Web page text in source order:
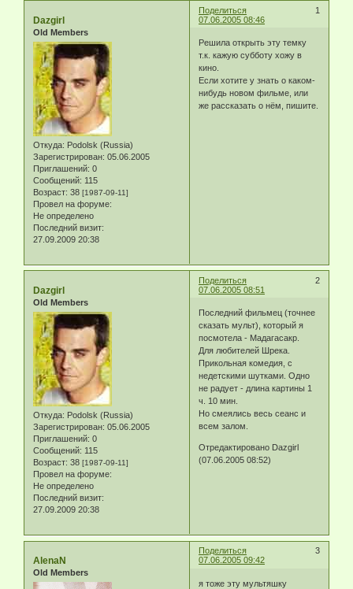
Поделиться
1
07.06.2005 08:46
Dazgirl
Old Members
Откуда: Podolsk (Russia)
Зарегистрирован: 05.06.2005
Приглашений: 0
Сообщений: 115
Возраст: 38 [1987-09-11]
Провел на форуме:
Не определено
Последний визит:
27.09.2009 20:38
Решила открыть эту темку
т.к. кажую субботу хожу в
кино.
Если хотите у знать о каком-
нибудь новом фильме, или
же рассказать о нём, пишите.
Поделиться
2
07.06.2005 08:51
Dazgirl
Old Members
Откуда: Podolsk (Russia)
Зарегистрирован: 05.06.2005
Приглашений: 0
Сообщений: 115
Возраст: 38 [1987-09-11]
Провел на форуме:
Не определено
Последний визит:
27.09.2009 20:38
Последний фильмец (точнее
сказать мульт), который я
посмотела - Мадагасакр.
Для любителей Шрека.
Прикольная комедия, с
недетскими шутками. Одно
не радует - длина картины 1
ч. 10 мин.
Но смеялись весь сеанс и
всем залом.
Отредактировано Dazgirl
(07.06.2005 08:52)
Поделиться
3
07.06.2005 09:42
AlenaN
Old Members
я тоже эту мультяшку